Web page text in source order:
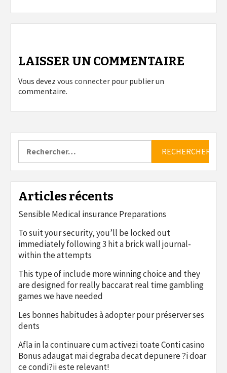
LAISSER UN COMMENTAIRE
Vous devez vous connecter pour publier un
commentaire.
Articles récents
Sensible Medical insurance Preparations
To suit your security, you’ll be locked out
immediately following 3 hit a brick wall journal-
within the attempts
This type of include more winning choice and they
are designed for really baccarat real time gambling
games we have needed
Les bonnes habitudes à adopter pour préserver ses
dents
Afla in la continuare cum activezi toate Conti casino
Bonus adaugat mai degraba decat depunere ?i doar
ce condi?ii este relevant!